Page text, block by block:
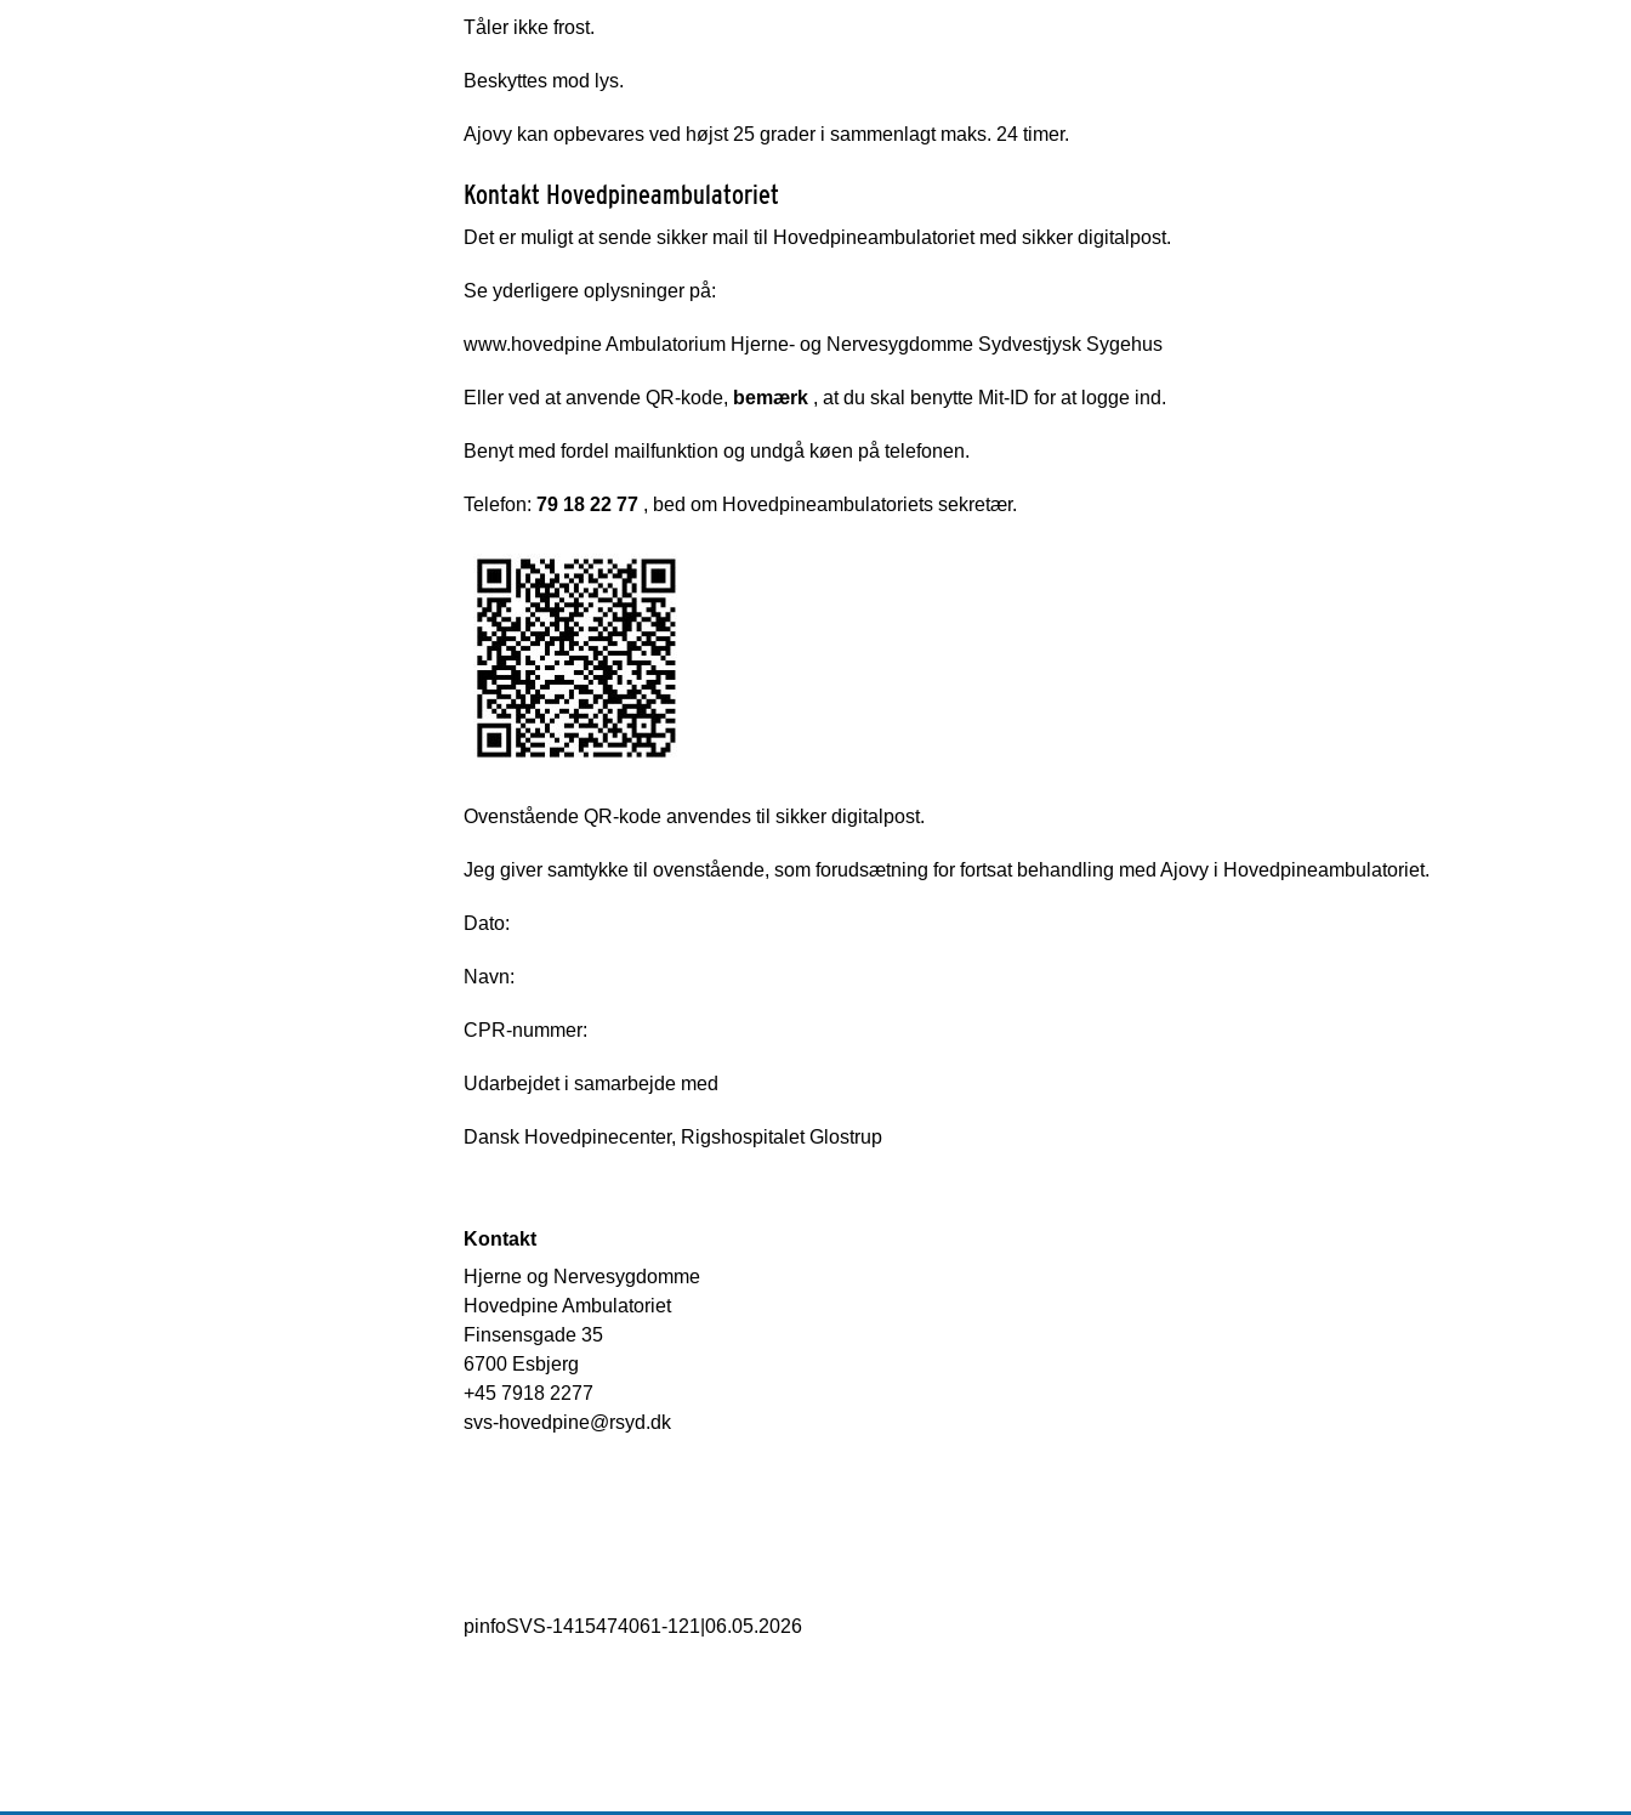
Tåler ikke frost.
Beskyttes mod lys.
Ajovy kan opbevares ved højst 25 grader i sammenlagt maks. 24 timer.
Kontakt Hovedpineambulatoriet
Det er muligt at sende sikker mail til Hovedpineambulatoriet med sikker digitalpost.
Se yderligere oplysninger på:
www.hovedpine Ambulatorium Hjerne- og Nervesygdomme Sydvestjysk Sygehus
Eller ved at anvende QR-kode, bemærk , at du skal benytte Mit-ID for at logge ind.
Benyt med fordel mailfunktion og undgå køen på telefonen.
Telefon: 79 18 22 77 , bed om Hovedpineambulatoriets sekretær.
Ovenstående QR-kode anvendes til sikker digitalpost.
Jeg giver samtykke til ovenstående, som forudsætning for fortsat behandling med Ajovy i Hovedpineambulatoriet.
Dato:
Navn:
CPR-nummer:
Udarbejdet i samarbejde med
Dansk Hovedpinecenter, Rigshospitalet Glostrup
Kontakt
Hjerne og Nervesygdomme
Hovedpine Ambulatoriet
Finsensgade 35
6700 Esbjerg
+45 7918 2277
svs-hovedpine@rsyd.dk
pinfoSVS-1415474061-121 06.05.2026